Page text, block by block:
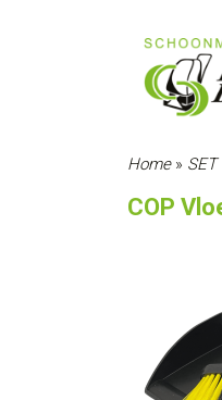
Home» SET
COP